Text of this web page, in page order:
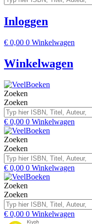
Inloggen
€ 0,00 0 Winkelwagen
Winkelwagen
Zoeken
Zoeken
€ 0,00 0 Winkelwagen
Zoeken
Zoeken
€ 0,00 0 Winkelwagen
Zoeken
Zoeken
€ 0,00 0 Winkelwagen